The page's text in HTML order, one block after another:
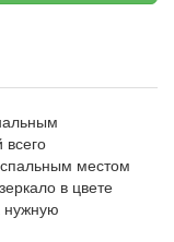
местом
в цвете
нужную